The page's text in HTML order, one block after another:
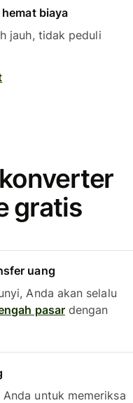
biaya
jauh, tidak peduli
gratis
uang
Anda akan selalu
pasardengan
untuk memeriksa